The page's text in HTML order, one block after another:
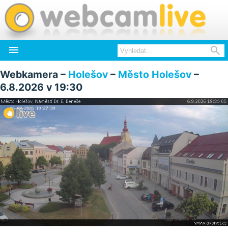
 
Webkamera – Holešov – Město Holešov –
6.8.2026 v 19:30